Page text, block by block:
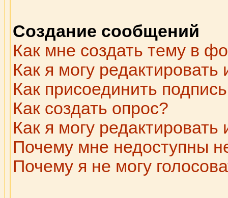
Создание сообщений
Как мне создать тему в
Как я могу
Как присоединить
Как создать опрос?
Как я могу
Почему мне недоступны
Почему я не могу